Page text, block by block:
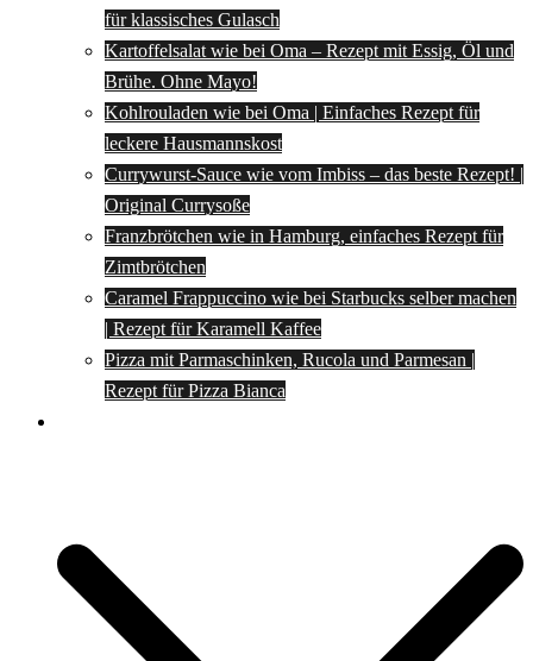
für klassisches Gulasch
Kartoffelsalat wie bei Oma – Rezept mit Essig, Öl und
Brühe. Ohne Mayo!
Kohlrouladen wie bei Oma | Einfaches Rezept für
leckere Hausmannskost
Currywurst-Sauce wie vom Imbiss – das beste Rezept! |
Original Currysoße
Franzbrötchen wie in Hamburg, einfaches Rezept für
Zimtbrötchen
Caramel Frappuccino wie bei Starbucks selber machen
| Rezept für Karamell Kaffee
Pizza mit Parmaschinken, Rucola und Parmesan |
Rezept für Pizza Bianca